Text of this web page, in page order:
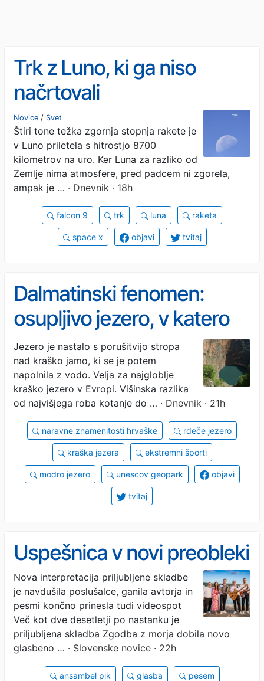
Trk z Luno, ki ga niso
načrtovali
Novice / Svet
Štiri tone težka zgornja stopnja rakete je
v Luno priletela s hitrostjo 8700
kilometrov na uro. Ker Luna za razliko od
Zemlje nima atmosfere, pred padcem ni zgorela,
ampak je … · Dnevnik · 18h
falcon 9 trk luna raketa
space x objavi tvitaj
Dalmatinski fenomen:
osupljivo jezero, v katero
še nikomur ni uspelo vreči
kamna
Jezero je nastalo s porušitvijo stropa
nad kraško jamo, ki se je potem
napolnila z vodo. Velja za najgloblje
kraško jezero v Evropi. Višinska razlika
od najvišjega roba kotanje do … · Dnevnik · 21h
naravne znamenitosti hrvaške rdeče jezero
kraška jezera ekstremni športi
modro jezero unescov geopark objavi
tvitaj
Uspešnica v novi preobleki
Nova interpretacija priljubljene skladbe
je navdušila poslušalce, ganila avtorja in
pesmi končno prinesla tudi videospot
Več kot dve desetletji po nastanku je
priljubljena skladba Zgodba z morja dobila novo
glasbeno … · Slovenske novice · 22h
ansambel pik glasba pesem